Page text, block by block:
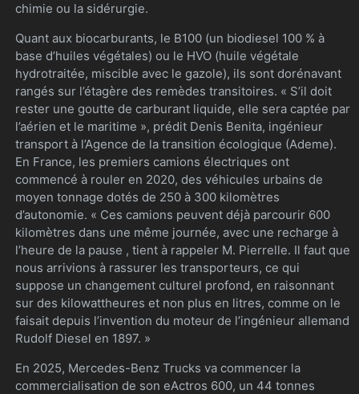
chimie ou la sidérurgie.
Quant aux biocarburants, le B100 (un biodiesel 100 % à
base d’huiles végétales) ou le HVO (huile végétale
hydrotraitée, miscible avec le gazole), ils sont dorénavant
rangés sur l’étagère des remèdes transitoires. « S’il doit
rester une goutte de carburant liquide, elle sera captée par
l’aérien et le maritime », prédit Denis Benita, ingénieur
transport à l’Agence de la transition écologique (Ademe).
En France, les premiers camions électriques ont
commencé à rouler en 2020, des véhicules urbains de
moyen tonnage dotés de 250 à 300 kilomètres
d’autonomie. « Ces camions peuvent déjà parcourir 600
kilomètres dans une même journée, avec une recharge à
l’heure de la pause , tient à rappeler M. Pierrelle. Il faut que
nous arrivions à rassurer les transporteurs, ce qui
suppose un changement culturel profond, en raisonnant
sur des kilowattheures et non plus en litres, comme on le
faisait depuis l’invention du moteur de l’ingénieur allemand
Rudolf Diesel en 1897. »
En 2025, Mercedes-Benz Trucks va commencer la
commercialisation de son eActros 600, un 44 tonnes